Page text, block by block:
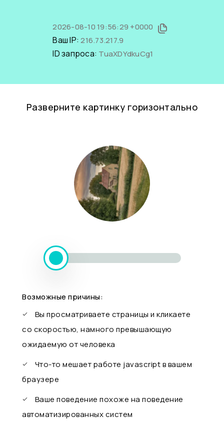
2026-08-10 19:56:29 +0000
Ваш IP:216.73.217.9
ID запроса: TuaXDYdkuCg1
Разверните картинку горизонтально
Возможные причины:
Вы просматриваете страницы и кликаете
со скоростью, намного превышающую
ожидаемую от человека
Что-то мешает работе javascript в вашем
браузере
Ваше поведение похоже на поведение
автоматизированных систем